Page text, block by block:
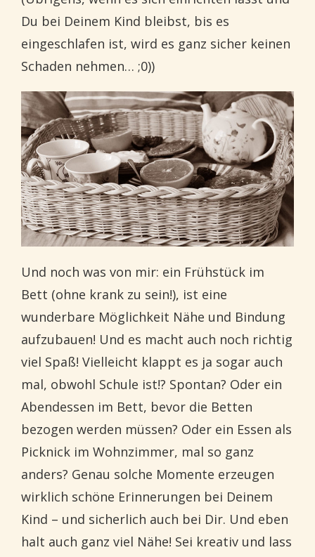
Du bei Deinem Kind bleibst, bis es
eingeschlafen ist, wird es ganz sicher keinen
Schaden nehmen… ;0))
Und noch was von mir: ein Frühstück im
Bett (ohne krank zu sein!), ist eine
wunderbare Möglichkeit Nähe und Bindung
aufzubauen! Und es macht auch noch richtig
viel Spaß! Vielleicht klappt es ja sogar auch
mal, obwohl Schule ist!? Spontan? Oder ein
Abendessen im Bett, bevor die Betten
bezogen werden müssen? Oder ein Essen als
Picknick im Wohnzimmer, mal so ganz
anders? Genau solche Momente erzeugen
wirklich schöne Erinnerungen bei Deinem
Kind – und sicherlich auch bei Dir. Und eben
halt auch ganz viel Nähe! Sei kreativ und lass